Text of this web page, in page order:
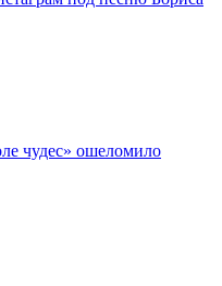
чудес» ошеломило